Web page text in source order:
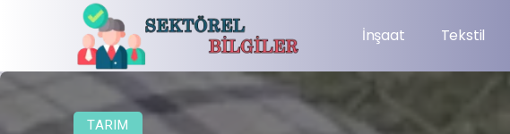
İnşaat Tekstil
TARIM